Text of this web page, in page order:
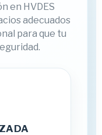
en HVDES
adecuados
para que tu